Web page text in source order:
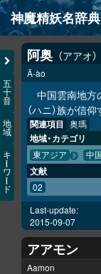
神魔精妖名辞典
NEWS
INFO
文献
検索
凖項目
画像資料便覧
LINK
五
十
音
地
域
キ
ワ
ド
阿奥 アアオ
Ā-ào
中国雲南地方
（ハニ）族が信
関連項目 奥瑪
地域・カテゴリ
東アジア 中
文献
02
Last-update:
2015-09-07
アアモン
Aamon